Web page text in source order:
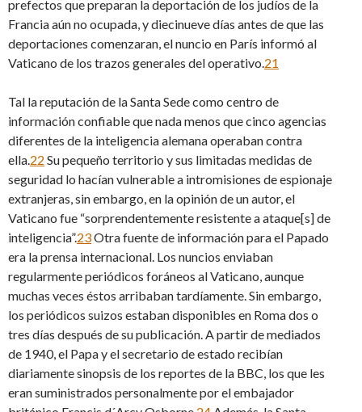
prefectos que preparan la deportación de los judíos de la
Francia aún no ocupada, y diecinueve días antes de que las
deportaciones comenzaran, el nuncio en París informó al
Vaticano de los trazos generales del operativo. 21
Tal la reputación de la Santa Sede como centro de
información confiable que nada menos que cinco agencias
diferentes de la inteligencia alemana operaban contra
ella. 22 Su pequeño territorio y sus limitadas medidas de
seguridad lo hacían vulnerable a intromisiones de espionaje
extranjeras, sin embargo, en la opinión de un autor, el
Vaticano fue “sorprendentemente resistente a ataque[s] de
inteligencia”.23Otra fuente de información para el Papado
era la prensa internacional. Los nuncios enviaban
regularmente periódicos foráneos al Vaticano, aunque
muchas veces éstos arribaban tardíamente. Sin embargo,
los periódicos suizos estaban disponibles en Roma dos o
tres días después de su publicación. A partir de mediados
de 1940, el Papa y el secretario de estado recibían
diariamente sinopsis de los reportes de la BBC, los que les
eran suministrados personalmente por el embajador